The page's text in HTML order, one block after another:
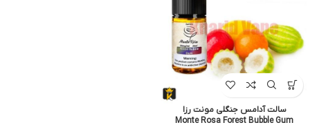
سالت آدامس جنگلی مونت رزا
Monte Rosa Forest Bubble Gum